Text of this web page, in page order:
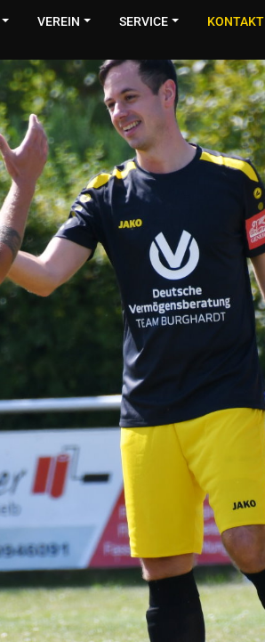
VEREIN SERVICE KONTAKT